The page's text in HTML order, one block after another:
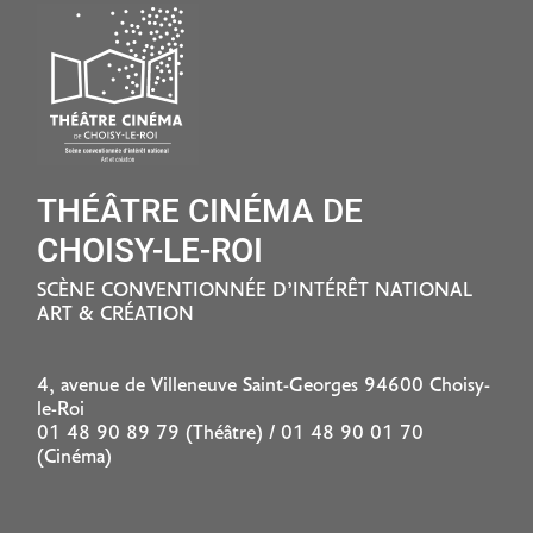
THÉÂTRE CINÉMA DE
CHOISY-LE-ROI
SCÈNE CONVENTIONNÉE D’INTÉRÊT NATIONAL
ART & CRÉATION
4, avenue de Villeneuve Saint-Georges 94600 Choisy-
le-Roi
01 48 90 89 79 (Théâtre) / 01 48 90 01 70
(Cinéma)